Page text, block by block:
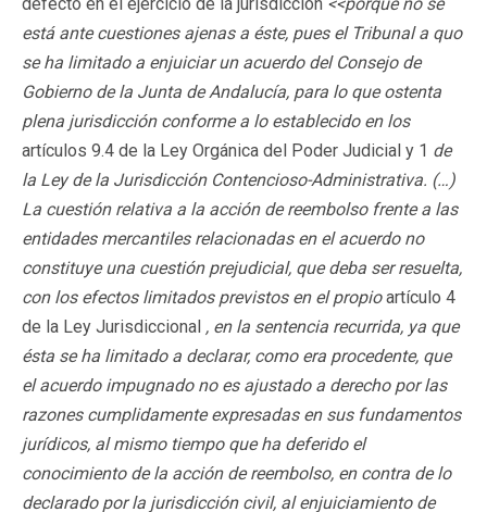
está ante cuestiones ajenas a éste, pues el Tribunal a quo
se ha limitado a enjuiciar un acuerdo del Consejo de
Gobierno de la Junta de Andalucía, para lo que ostenta
plena jurisdicción conforme a lo establecido en los
artículos 9.4 de la Ley Orgánica del Poder Judicial y 1 de
la Ley de la Jurisdicción Contencioso-Administrativa. (…)
La cuestión relativa a la acción de reembolso frente a las
entidades mercantiles relacionadas en el acuerdo no
constituye una cuestión prejudicial, que deba ser resuelta,
con los efectos limitados previstos en el propioartículo 4
de la Ley Jurisdiccional , en la sentencia recurrida, ya que
ésta se ha limitado a declarar, como era procedente, que
el acuerdo impugnado no es ajustado a derecho por las
razones cumplidamente expresadas en sus fundamentos
jurídicos, al mismo tiempo que ha deferido el
conocimiento de la acción de reembolso, en contra de lo
declarado por la jurisdicción civil, al enjuiciamiento de